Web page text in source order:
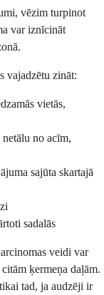
vēzim turpinot
var iznīcināt
vajadzētu zināt:
vietās,
no acīm,
sajūta skartajā
sadalās
veidi var
ķermeņa daļām.
tad, ja audzēji ir